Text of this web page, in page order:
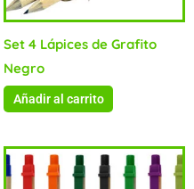
Set 4 Lápices de Grafito
Negro
Añadir al carrito